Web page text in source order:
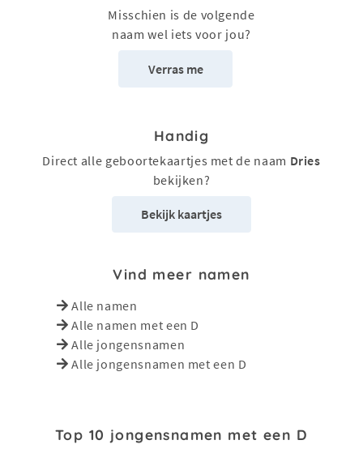
Misschien is de volgende
naam wel iets voor jou?
Verras me
Handig
Direct alle geboortekaartjes met de naam Dries
bekijken?
Bekijk kaartjes
Vind meer namen
Alle namen
Alle namen met een D
Alle jongensnamen
Alle jongensnamen met een D
Top 10 jongensnamen met een D